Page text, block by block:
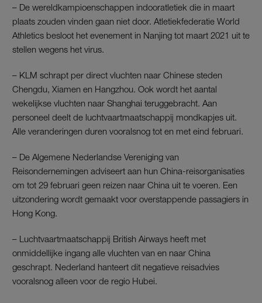
– De wereldkampioenschappen indooratletiek die in maart
plaats zouden vinden gaan niet door. Atletiekfederatie World
Athletics besloot het evenement in Nanjing tot maart 2021 uit te
stellen wegens het virus.
– KLM schrapt per direct vluchten naar Chinese steden
Chengdu, Xiamen en Hangzhou. Ook wordt het aantal
wekelijkse vluchten naar Shanghai teruggebracht. Aan
personeel deelt de luchtvaartmaatschappij mondkapjes uit.
Alle veranderingen duren vooralsnog tot en met eind februari.
– De Algemene Nederlandse Vereniging van
Reisondernemingen adviseert aan hun China-reisorganisaties
om tot 29 februari geen reizen naar China uit te voeren. Een
uitzondering wordt gemaakt voor overstappende passagiers in
Hong Kong.
– Luchtvaartmaatschappij British Airways heeft met
onmiddellijke ingang alle vluchten van en naar China
geschrapt. Nederland hanteert dit negatieve reisadvies
vooralsnog alleen voor de regio Hubei.